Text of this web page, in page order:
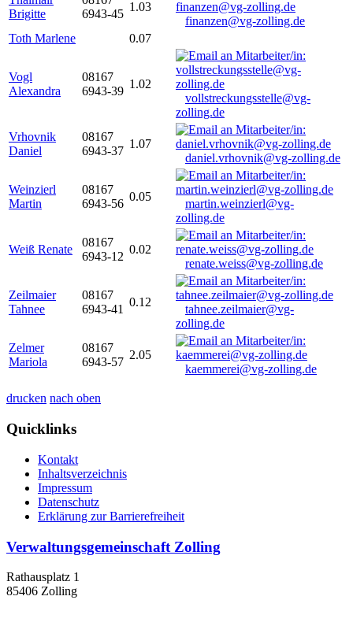
Brigitte
6943-45
1.03
finanzen@vg-zolling.de
Toth Marlene
0.07
Vogl
Alexandra
08167
6943-39
1.02
vollstreckungsstelle@vg-
zolling.de
Vrhovnik
Daniel
08167
6943-37
1.07
daniel.vrhovnik@vg-zolling.de
Weinzierl
Martin
08167
6943-56
0.05
martin.weinzierl@vg-
zolling.de
Weiß Renate
08167
6943-12
0.02
renate.weiss@vg-zolling.de
Zeilmaier
Tahnee
08167
6943-41
0.12
tahnee.zeilmaier@vg-
zolling.de
Zelmer
Mariola
08167
6943-57
2.05
kaemmerei@vg-zolling.de
drucken nach oben
Quicklinks
Kontakt
Inhaltsverzeichnis
Impressum
Datenschutz
Erklärung zur Barrierefreiheit
Verwaltungsgemeinschaft Zolling
Rathausplatz 1
85406 Zolling